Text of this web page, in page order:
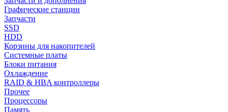
Графические станции
Запчасти
SSD
HDD
Корзины для накопителей
Системные платы
Блоки питания
Охлаждение
RAID & HBA контроллеры
Прочее
Процессоры
Память